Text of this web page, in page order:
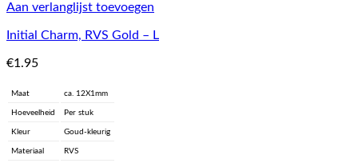
Aan verlanglijst toevoegen
Initial Charm, RVS Gold – L
€1.95
Maat ca. 12X1mm
Hoeveelheid Per stuk
Kleur Goud-kleurig
Materiaal RVS